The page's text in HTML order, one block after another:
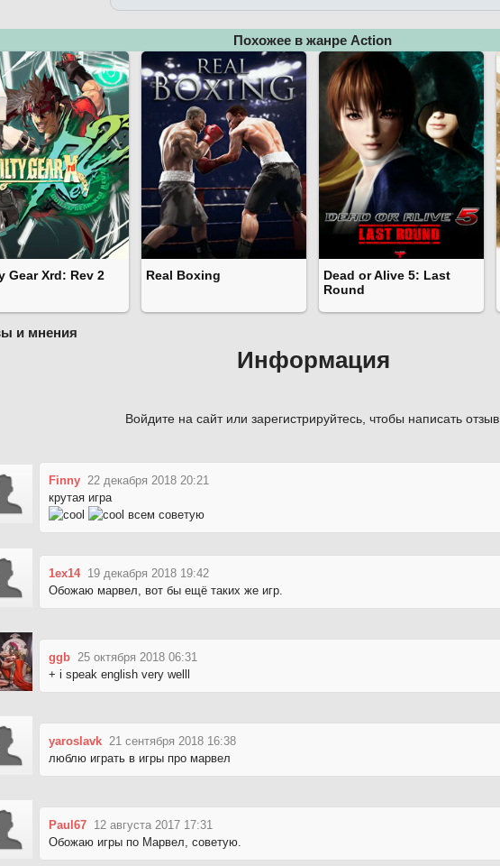
Похожее в жанре Action
Gear Xrd: Rev 2 Real Boxing
Dead or Alive 5: Last
Round
и мнения
Информация
Войдите на сайт или зарегистрируйтесь, чтобы написать отзыв.
Finny 22 декабря 2018 20:21
крутая игра
всем советую
1ex14 19 декабря 2018 19:42
Обожаю марвел, вот бы ещё таких же игр.
ggb 25 октября 2018 06:31
+ i speak english very welll
yaroslavk 21 сентября 2018 16:38
люблю играть в игры про марвел
Paul67 12 августа 2017 17:31
Обожаю игры по Марвел, советую.